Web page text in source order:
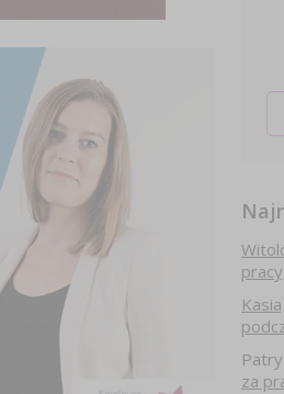
Kasia
za